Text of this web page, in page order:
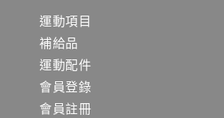
運動項目
補給品
運動配件
會員登錄
會員註冊